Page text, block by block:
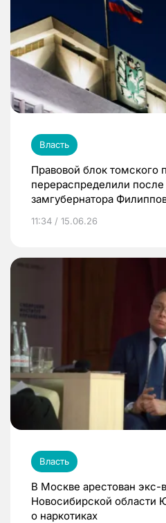
Власть
Правовой блок томского
перераспределили после
замгубернатора
11:34 / 15.06.26
Власть
В Москве арестован экс-
Новосибирской области
о наркотиках